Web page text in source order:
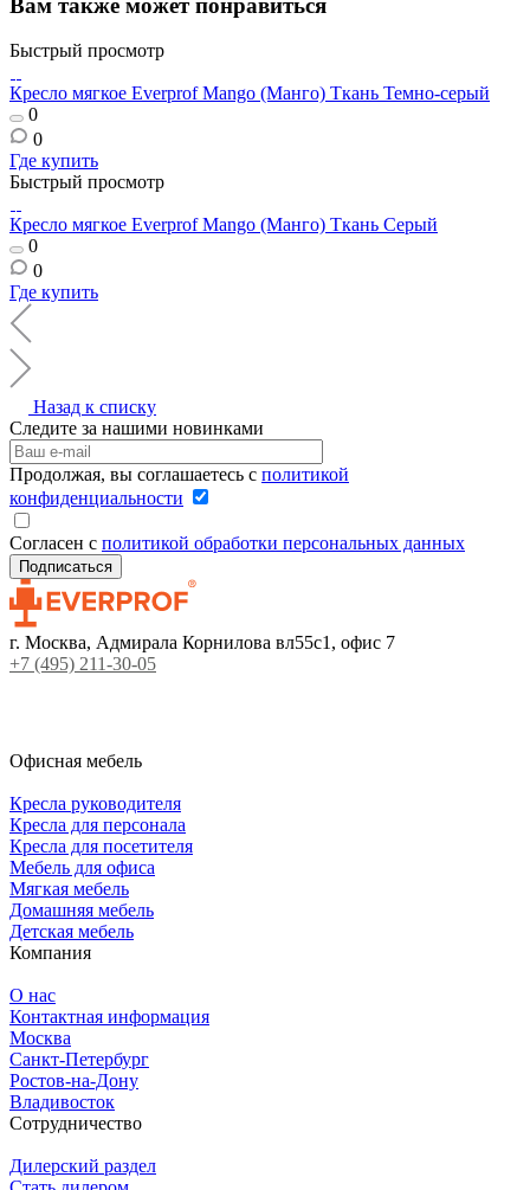
Быстрый просмотр
Кресло мягкое Everprof Mango (Манго) Ткань Темно-серый
0
0
Где купить
Быстрый просмотр
Кресло мягкое Everprof Mango (Манго) Ткань Серый
0
0
Где купить
Назад к списку
Следите за нашими новинками
Продолжая, вы соглашаетесь с политикой
конфиденциальности
Согласен с политикой обработки персональных данных
г. Москва, Адмирала Корнилова вл55с1, офис 7
+7 (495) 211-30-05
Офисная мебель
Кресла руководителя
Кресла для персонала
Кресла для посетителя
Мебель для офиса
Мягкая мебель
Домашняя мебель
Детская мебель
Компания
О нас
Контактная информация
Москва
Санкт-Петербург
Ростов-на-Дону
Владивосток
Сотрудничество
Дилерский раздел